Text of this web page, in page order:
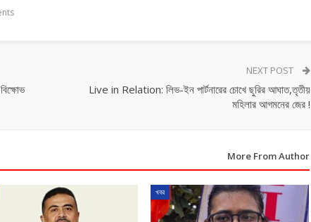
NEXT POST
Live in Relation: লিভ-ইন পার্টনারের চোখে ছুরির আঘাত,তৃতীয়
মহিলার আগমনের জের !
More From Author
খবর